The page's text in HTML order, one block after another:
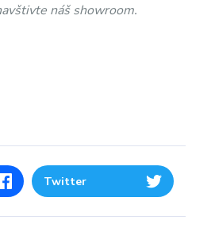
náš showroom.
Twitter